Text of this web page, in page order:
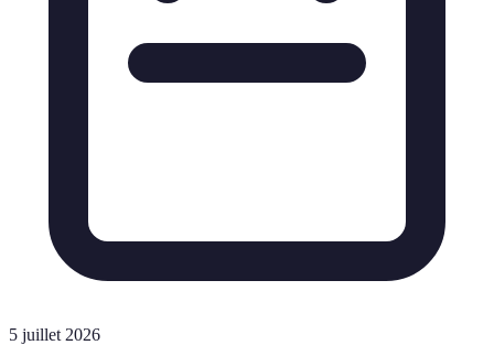
5 juillet 2026